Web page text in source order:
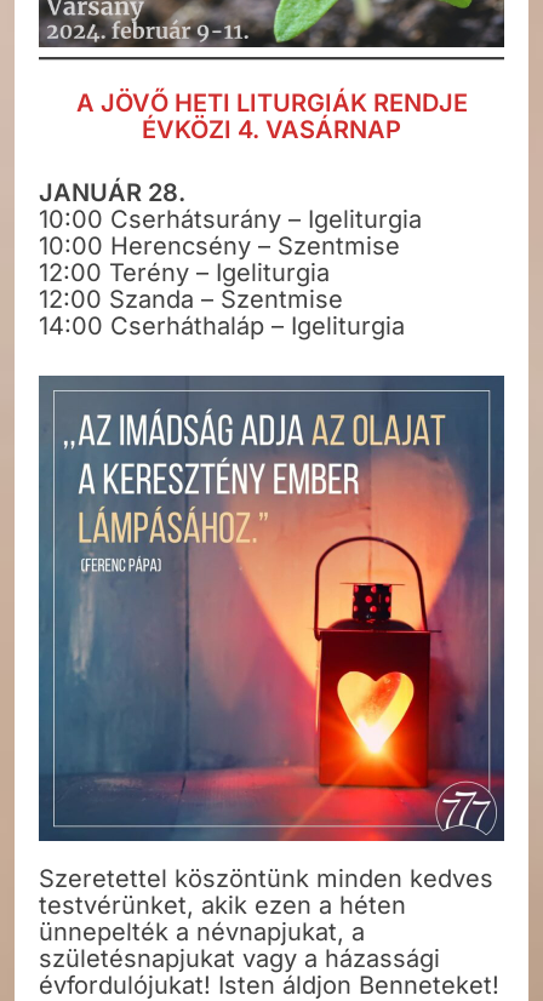
A JÖVŐ HETI LITURGIÁK RENDJE
ÉVKÖZI 4. VASÁRNAP
JANUÁR 28.
10:00 Cserhátsurány – Igeliturgia
10:00 Herencsény – Szentmise
12:00 Terény – Igeliturgia
12:00 Szanda – Szentmise
14:00 Cserháthaláp – Igeliturgia
Szeretettel köszöntünk minden kedves
testvérünket, akik ezen a héten
ünnepelték a névnapjukat, a
születésnapjukat vagy a házassági
évfordulójukat! Isten áldjon Benneteket!